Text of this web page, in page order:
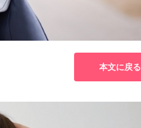
本文に戻る